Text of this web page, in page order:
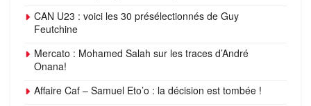
CAN U23 : voici les 30 présélectionnés de Guy
Feutchine
Mercato : Mohamed Salah sur les traces d’André
Onana!
Affaire Caf – Samuel Eto’o : la décision est tombée !